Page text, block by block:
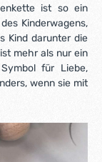
ist so ein
Kinderwagens,
Kind darunter die
mehr als nur ein
für Liebe,
wenn sie mit